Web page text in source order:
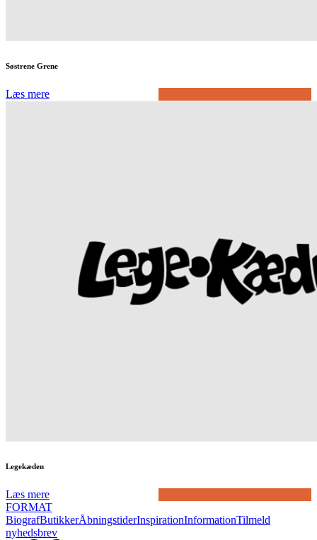
Søstrene Grene
Læs mere
Legekæden
Læs mere
FORMAT
BiografButikkerÅbningstiderInspirationInformationTilmeld
nyhedsbrev